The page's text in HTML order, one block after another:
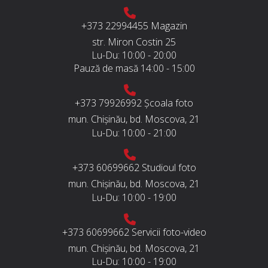
+373 22994455 Magazin
str. Miron Costin 25
Lu-Du: 10:00 - 20:00
Pauză de masă 14:00 - 15:00
+373 79926992 Școala foto
mun. Chișinău, bd. Moscova, 21
Lu-Du: 10:00 - 21:00
+373 60699662 Studioul foto
mun. Chișinău, bd. Moscova, 21
Lu-Du: 10:00 - 19:00
+373 60699662 Servicii foto-video
mun. Chișinău, bd. Moscova, 21
Lu-Du: 10:00 - 19:00